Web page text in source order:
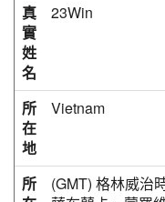
真
實
姓
名
23Win
所
在
地
Vietnam
所
(GMT) 格林威治